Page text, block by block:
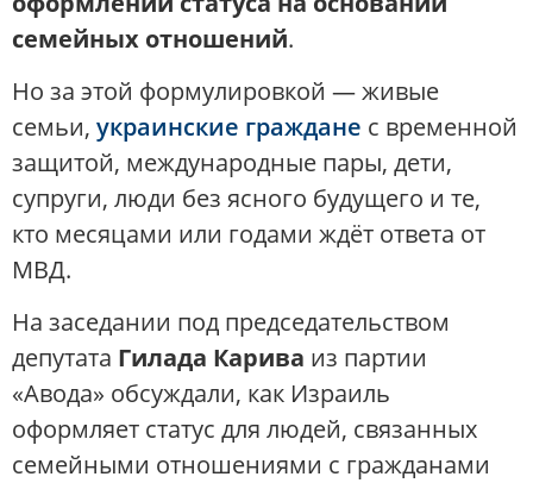
семейных отношений.
Но за этой формулировкой — живые
семьи, украинские граждане с временной
защитой, международные пары, дети,
супруги, люди без ясного будущего и те,
кто месяцами или годами ждёт ответа от
МВД.
На заседании под председательством
депутата Гилада Карива из партии
«Авода» обсуждали, как Израиль
оформляет статус для людей, связанных
семейными отношениями с гражданами